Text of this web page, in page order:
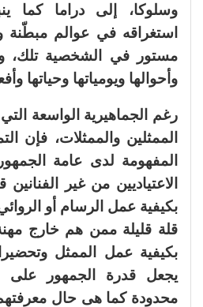
وسلوكا، إلى دراما كما
استغراقه في عوالم
مستور في الشخصية تلك،
وأحوالها ويومياتها وحياتها
رغم الجماهيرية الواسعة
الممثلين والممثلات، فإن
المفهومة لدى عامة
الاعتياديين من غير
بكيفية عمل الرسام أو
قلة قليلة ممن هم خارج
بكيفية عمل الممثل
يجعل قدرة الجمهور على
محدودة كما هى حال معرفتهم